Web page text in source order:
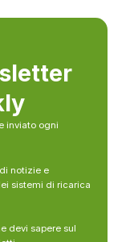
inviato ogni
notizie e
sistemi di ricarica
devi sapere sul